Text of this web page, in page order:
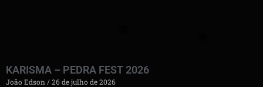
KARISMA – PEDRA FEST 2026
João Edson 26 de julho de 2026